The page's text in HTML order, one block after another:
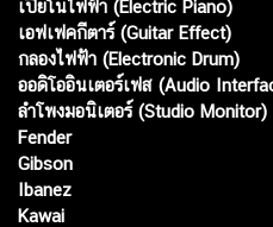
เปียโนไฟฟ้า (Electric Piano)
เอฟเฟคกีตาร์ (Guitar Effect)
กลองไฟฟ้า (Electronic Drum)
ออดิโออินเตอร์เฟส (Audio
ลำโพงมอนิเตอร์ (Studio Monitor)
Fender
Gibson
Ibanez
Kawai